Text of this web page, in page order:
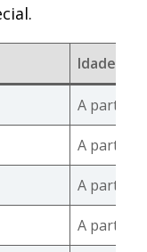
Idade
A partir
A partir
A partir
A partir